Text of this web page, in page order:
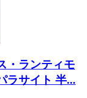
・ランティモ
ラサイト 半...